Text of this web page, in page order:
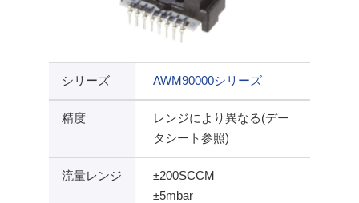
シリーズ AWM90000シリーズ
精度
レンジにより異なる(デー
タシート参照)
流量レンジ
±200SCCM
±5mbar